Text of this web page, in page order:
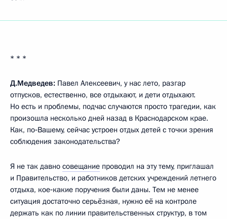
* * *
Д.Медведев: Павел Алексеевич, у нас лето, разгар
отпусков, естественно, все отдыхают, и дети отдыхают.
Но есть и проблемы, подчас случаются просто трагедии, как
произошла несколько дней назад в Краснодарском крае.
Как, по‑Вашему, сейчас устроен отдых детей с точки зрения
соблюдения законодательства?
Я не так давно совещание проводил на эту тему, приглашал
и Правительство, и работников детских учреждений летнего
отдыха, кое‑какие поручения были даны. Тем не менее
ситуация достаточно серьёзная, нужно её на контроле
держать как по линии правительственных структур, в том